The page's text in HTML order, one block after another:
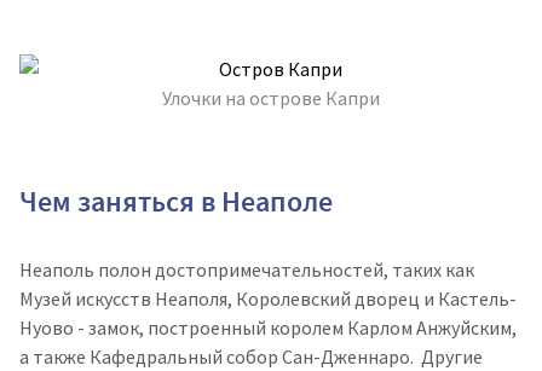
Улочки на острове Капри
Чем заняться в Неаполе
Неаполь полон достопримечательностей, таких как
Музей искусств Неаполя, Королевский дворец и Кастель-
Нуово - замок, построенный королем Карлом Анжуйским,
а также Кафедральный собор Сан-Дженнаро. Другие